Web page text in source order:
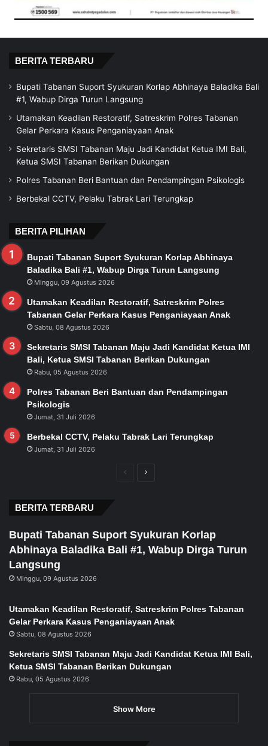
BERITA TERBARU
Bupati Tabanan Suport Syukuran Korlap Abhinaya Baladika Bali
#1, Wabup Dirga Turun Langsung
Utamakan Keadilan Restoratif, Satreskrim Polres Tabanan
Gelar Perkara Kasus Penganiayaan Anak
Sekretaris SMSI Tabanan Maju Jadi Kandidat Ketua IMI Bali,
Ketua SMSI Tabanan Berikan Dukungan
Polres Tabanan Beri Bantuan dan Pendampingan Psikologis
Berbekal CCTV, Pelaku Tabrak Lari Terungkap
BERITA PILIHAN
Bupati Tabanan Suport Syukuran Korlap Abhinaya
Baladika Bali #1, Wabup Dirga Turun Langsung
Minggu, 09 Agustus 2026
Utamakan Keadilan Restoratif, Satreskrim Polres
Tabanan Gelar Perkara Kasus Penganiayaan Anak
Sabtu, 08 Agustus 2026
Sekretaris SMSI Tabanan Maju Jadi Kandidat Ketua IMI
Bali, Ketua SMSI Tabanan Berikan Dukungan
Rabu, 05 Agustus 2026
Polres Tabanan Beri Bantuan dan Pendampingan
Psikologis
Jumat, 31 Juli 2026
Berbekal CCTV, Pelaku Tabrak Lari Terungkap
Jumat, 31 Juli 2026
PreviousNext
BERITA TERBARU
Bupati Tabanan Suport Syukuran Korlap
Abhinaya Baladika Bali #1, Wabup Dirga Turun
Langsung
Minggu, 09 Agustus 2026
Utamakan Keadilan Restoratif, Satreskrim Polres Tabanan
Gelar Perkara Kasus Penganiayaan Anak
Sabtu, 08 Agustus 2026
Sekretaris SMSI Tabanan Maju Jadi Kandidat Ketua IMI Bali,
Ketua SMSI Tabanan Berikan Dukungan
Rabu, 05 Agustus 2026
Show More